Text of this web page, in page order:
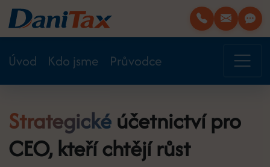
Úvod Kdo jsme Průvodce
Strategickéúčetnictví pro
CEO, kteří chtějí růst